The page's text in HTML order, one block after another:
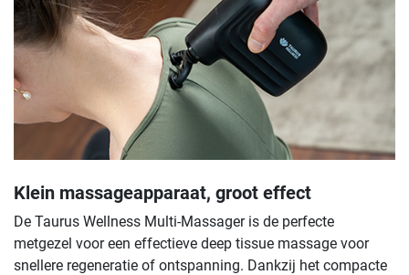
Klein massageapparaat, groot effect
De Taurus Wellness Multi-Massager is de perfecte
metgezel voor een effectieve deep tissue massage voor
snellere regeneratie of ontspanning. Dankzij het compacte